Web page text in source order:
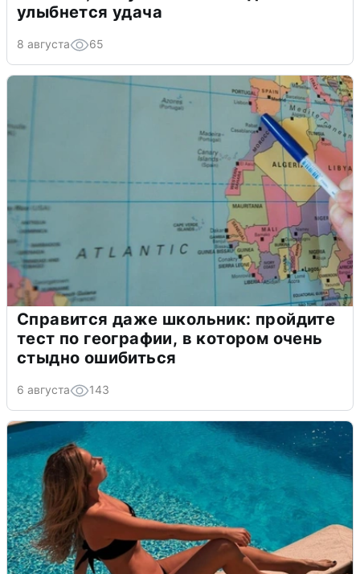
улыбнется удача
8 августа 65
Справится даже школьник: пройдите
тест по географии, в котором очень
стыдно ошибиться
6 августа 143